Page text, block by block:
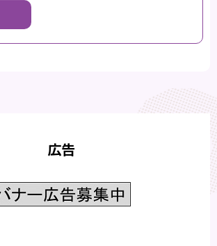
広告